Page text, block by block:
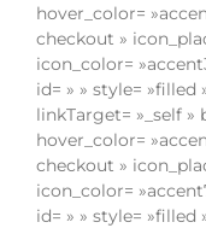
hover_color=
checkout »
icon_color=
id= » » style= »filled
linkTarget= »_self »
hover_color=
checkout »
icon_color=
id= » » style= »filled